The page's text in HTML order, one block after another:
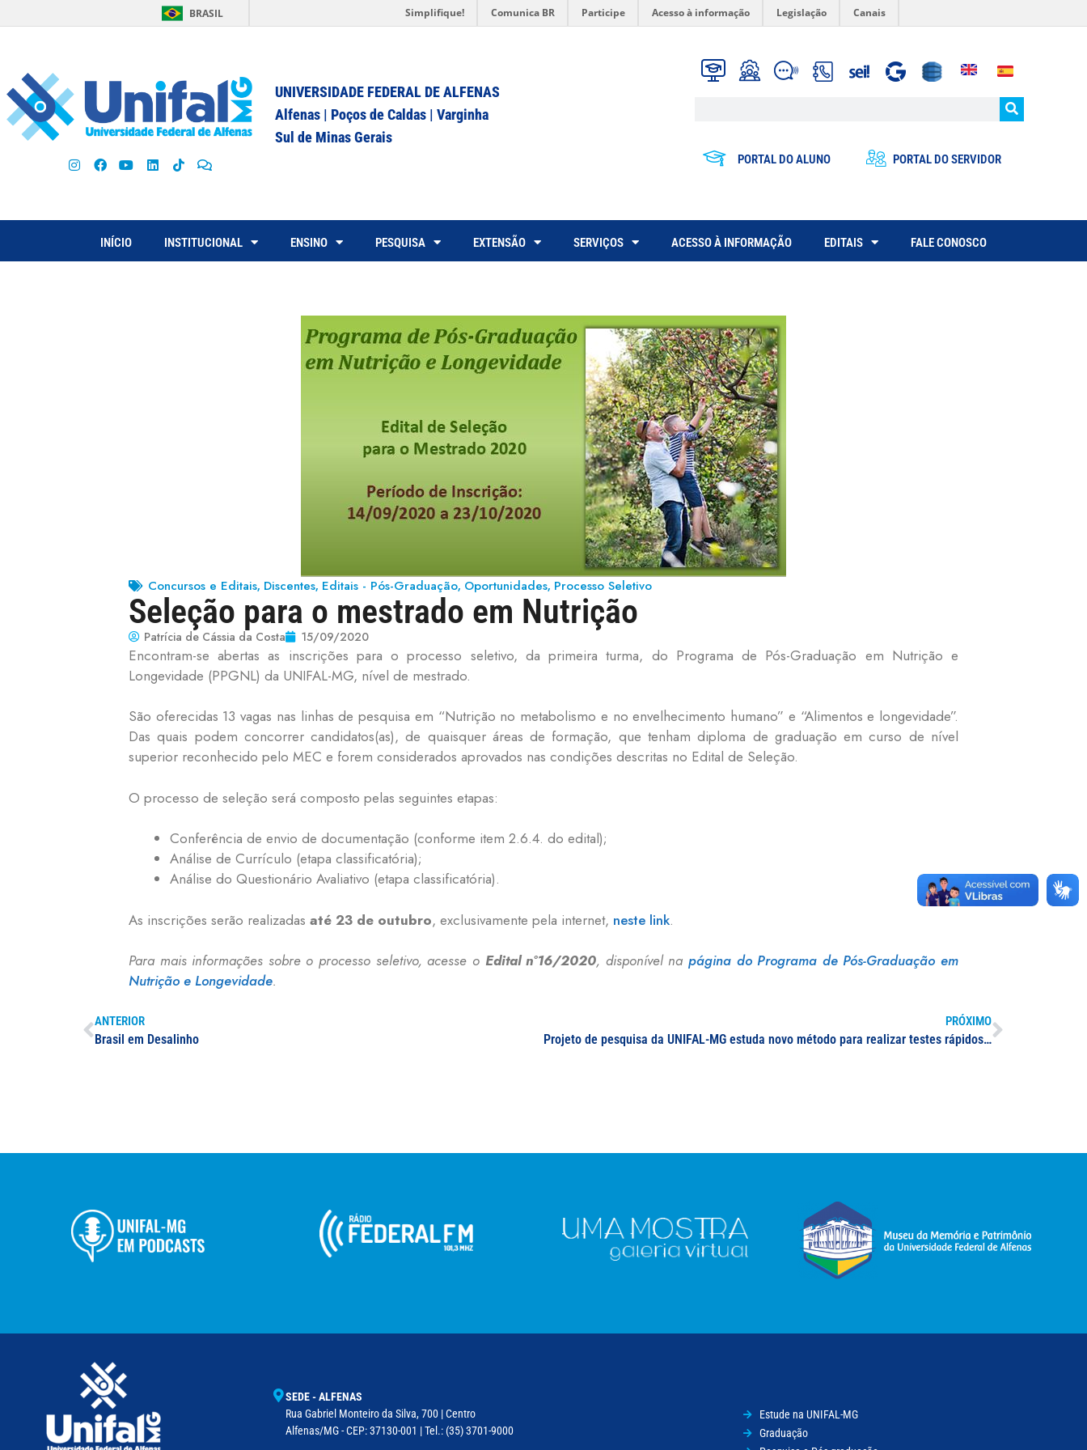
BRASIL Simplifique! Comunica BR Participe Acesso à informação Legislação Canais
UNIVERSIDADE FEDERAL DE ALFENAS
Alfenas | Poços de Caldas | Varginha
Sul de Minas Gerais
PORTAL DO ALUNO PORTAL DO SERVIDOR
INÍCIO INSTITUCIONAL ENSINO PESQUISA EXTENSÃO SERVIÇOS ACESSO À INFORMAÇÃO EDITAIS FALE CONOSCO
Concursos e Editais, Discentes, Editais - Pós-Graduação, Oportunidades, Processo Seletivo
Seleção para o mestrado em Nutrição
Patrícia de Cássia da Costa 15/09/2020
Encontram-se abertas as inscrições para o processo seletivo, da primeira turma, do Programa de Pós-Graduação em Nutrição e
Longevidade (PPGNL) da UNIFAL-MG, nível de mestrado.
São oferecidas 13 vagas nas linhas de pesquisa em “Nutrição no metabolismo e no envelhecimento humano” e “Alimentos e longevidade”.
Das quais podem concorrer candidatos(as), de quaisquer áreas de formação, que tenham diploma de graduação em curso de nível
superior reconhecido pelo MEC e forem considerados aprovados nas condições descritas no Edital de Seleção.
O processo de seleção será composto pelas seguintes etapas:
Conferência de envio de documentação (conforme item 2.6.4. do edital);
Análise de Currículo (etapa classificatória);
Análise do Questionário Avaliativo (etapa classificatória).
As inscrições serão realizadas até 23 de outubro, exclusivamente pela internet, neste link.
Para mais informações sobre o processo seletivo, acesse o Edital n°16/2020, disponível na página do Programa de Pós-Graduação em
Nutrição e Longevidade.
ANTERIOR
Brasil em Desalinho
PRÓXIMO
Projeto de pesquisa da UNIFAL-MG estuda novo método para realizar testes rápidos e facilitar identificação de pessoas com Covid-19
SEDE - ALFENAS
Rua Gabriel Monteiro da Silva, 700 | Centro
Alfenas/MG - CEP: 37130-001 | Tel.: (35) 3701-9000
Estude na UNIFAL-MG
Graduação